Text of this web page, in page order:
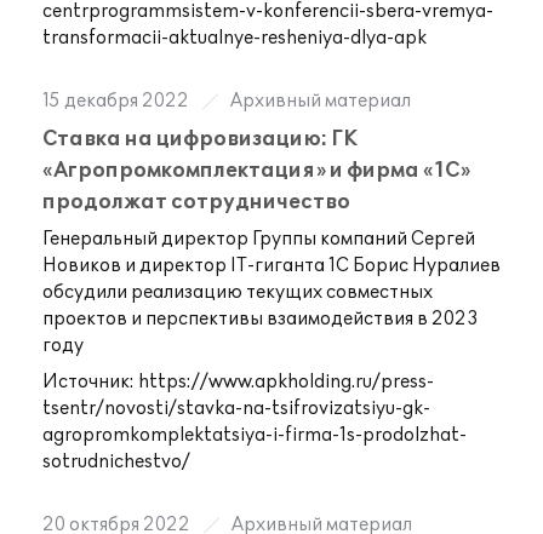
centrprogrammsistem-v-konferencii-sbera-vremya-
transformacii-aktualnye-resheniya-dlya-apk
15 декабря 2022 Архивный материал
Ставка на цифровизацию: ГК
«Агропромкомплектация» и фирма «1С»
продолжат сотрудничество
Генеральный директор Группы компаний Сергей
Новиков и директор IT-гиганта 1С Борис Нуралиев
обсудили реализацию текущих совместных
проектов и перспективы взаимодействия в 2023
году
Источник: https://www.apkholding.ru/press-
tsentr/novosti/stavka-na-tsifrovizatsiyu-gk-
agropromkomplektatsiya-i-firma-1s-prodolzhat-
sotrudnichestvo/
20 октября 2022 Архивный материал